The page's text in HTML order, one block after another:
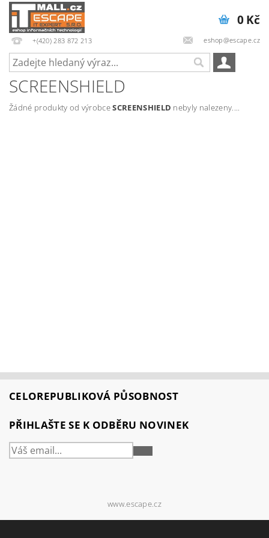
+(420) 283 872 213 eshop@escape.cz
0 Kč
SCREENSHIELD
Žádné produkty od výrobceSCREENSHIELD nebyly nalezeny....
CELOREPUBLIKOVÁ PŮSOBNOST
PŘIHLAŠTE SE K ODBĚRU NOVINEK
PŘIHLÁSIT
www.escape.cz